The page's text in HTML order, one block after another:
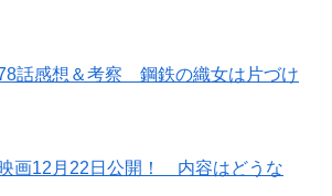
話感想＆考察 鋼鉄の織女は片づけ
画12月22日公開！ 内容はどうな